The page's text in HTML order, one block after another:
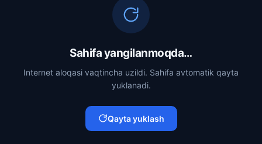
Sahifa yangilanmoqda…
Internet aloqasi vaqtincha uzildi. Sahifa avtomatik qayta
yuklanadi.
Qayta yuklash